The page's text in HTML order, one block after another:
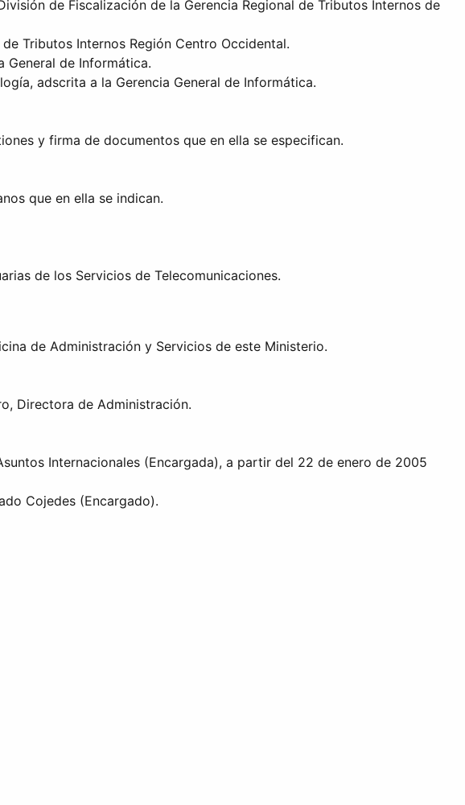
de Fiscalización de la Gerencia Regional de Tributos Internos de
Tributos Internos Región Centro Occidental.
General de Informática.
adscrita a la Gerencia General de Informática.
y firma de documentos que en ella se especifican.
que en ella se indican.
de los Servicios de Telecomunicaciones.
de Administración y Servicios de este Ministerio.
Directora de Administración.
Internacionales (Encargada), a partir del 22 de enero de 2005
Cojedes (Encargado).